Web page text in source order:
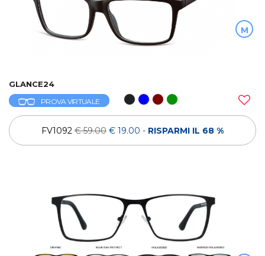
M
GLANCE24
PROVA VIRTUALE
FV1092 € 59.00 € 19.00 - RISPARMI IL 68 %